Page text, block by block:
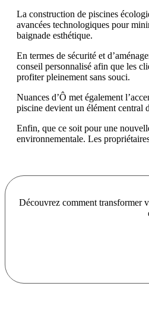
La construction de piscines
avancées technologiques pour
baignade esthétique.
En termes de sécurité et
conseil personnalisé afin que les
profiter pleinement sans souci.
Nuances d’Ô met également
piscine devient un élément central
Enfin, que ce soit pour une
environnementale. Les
Découvrez comment transformer